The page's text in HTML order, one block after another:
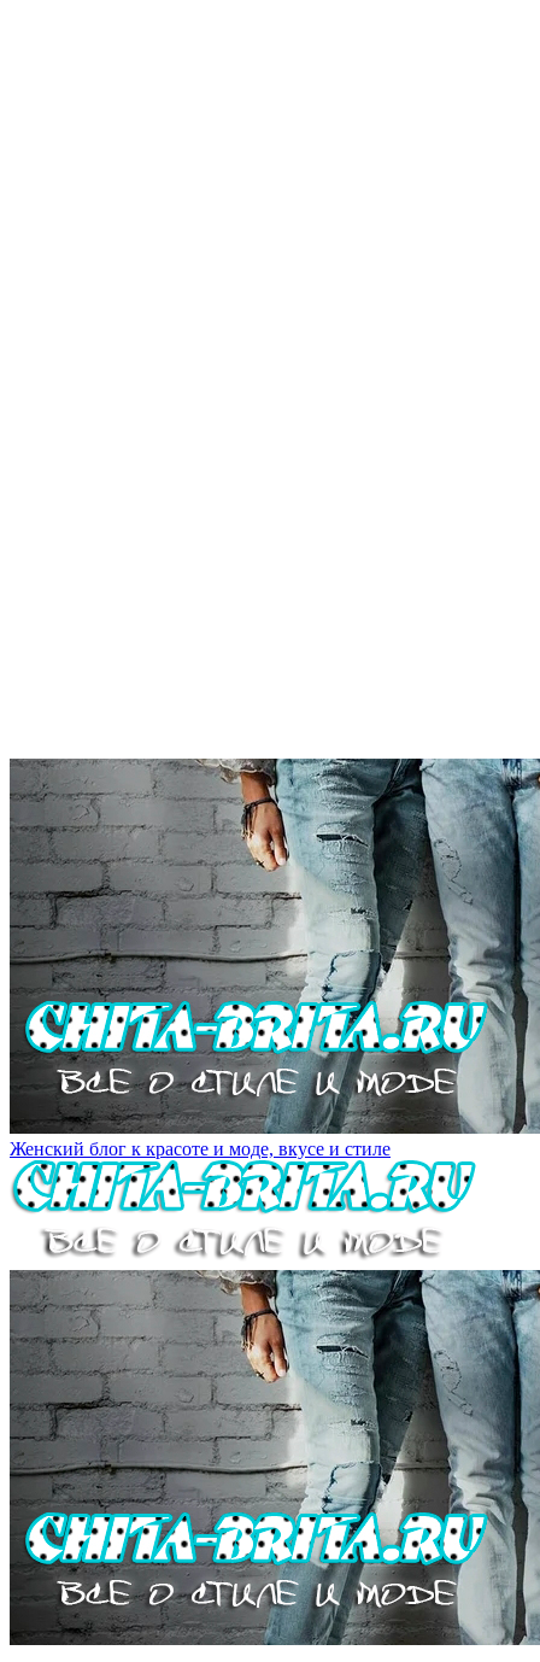
Женский блог к красоте и моде, вкусе и стиле